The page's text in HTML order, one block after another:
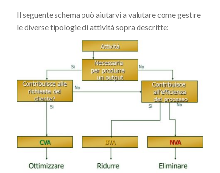
Il seguente schema può aiutarvi a valutare come gestire
le diverse tipologie di attività sopra descritte: